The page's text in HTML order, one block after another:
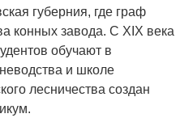
губерния, где граф
конных завода. С XIX века
обучают в
и школе
лесничества создан